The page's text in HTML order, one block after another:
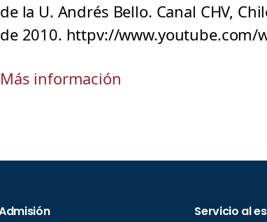
de la U. Andrés Bello. Canal CHV,
de 2010. httpv://www.youtube.com/
Más información